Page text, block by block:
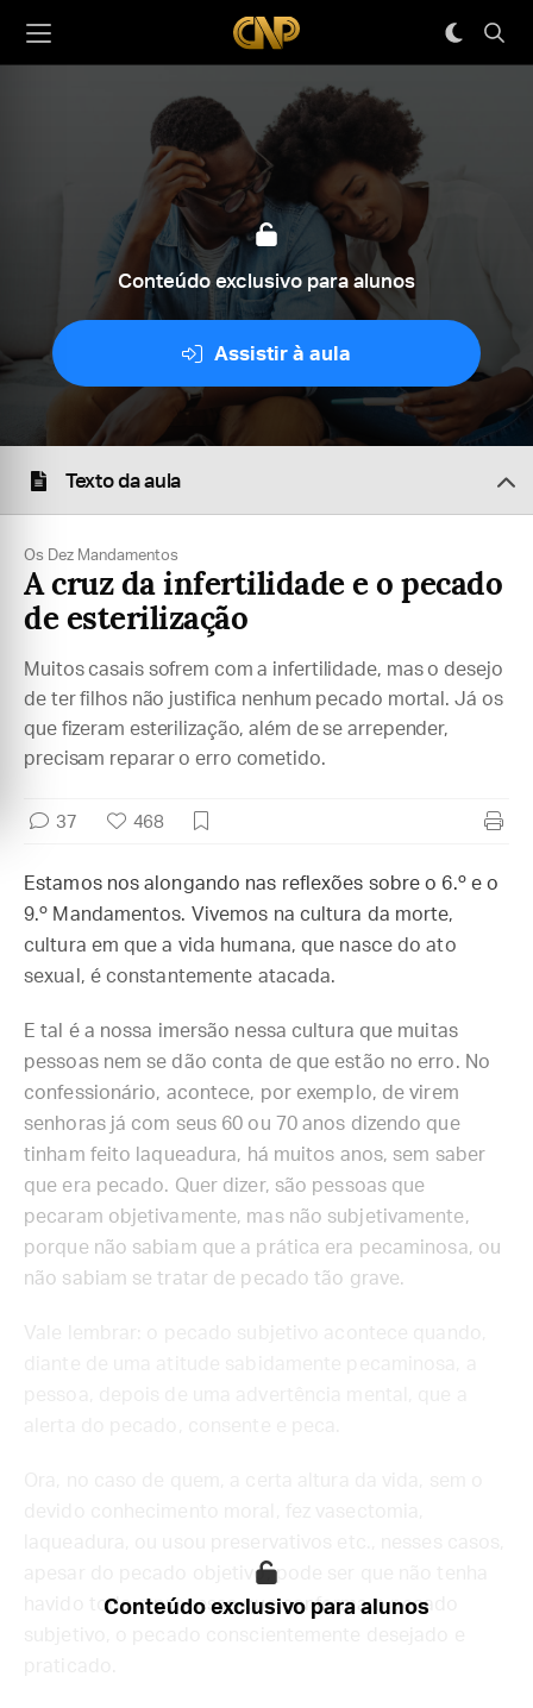
Conteúdo exclusivo para alunos
Assistir à aula
Texto da aula
Os Dez Mandamentos
A cruz da infertilidade e o pecado
de esterilização
Muitos casais sofrem com a infertilidade, mas o desejo
de ter filhos não justifica nenhum pecado mortal. Já os
que fizeram esterilização, além de se arrepender,
precisam reparar o erro cometido.
37 468
Estamos nos alongando nas reflexões sobre o 6.º e o
9.º Mandamentos. Vivemos na cultura da morte,
cultura em que a vida humana, que nasce do ato
sexual, é constantemente atacada.
E tal é a nossa imersão nessa cultura que muitas
pessoas nem se dão conta de que estão no erro. No
confessionário, acontece, por exemplo, de virem
senhoras já com seus 60 ou 70 anos dizendo que
tinham feito laqueadura, há muitos anos, sem saber
que era pecado. Quer dizer, são pessoas que
pecaram objetivamente, mas não subjetivamente,
porque não sabiam que a prática era pecaminosa, ou
não sabiam se tratar de pecado tão grave.
Vale lembrar: o pecado subjetivo acontece quando,
apesar do pecado objetivo, pode ser que não tenha
havido todo o processo que conforma o pecado
Conteúdo exclusivo para alunos